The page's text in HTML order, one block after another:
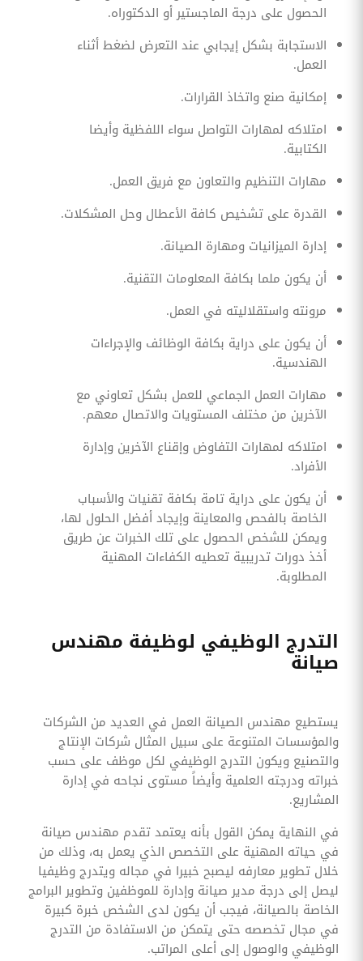
الحصول على درجة الماجستير أو الدكتوراه.
الاستجابة بشكل إيجابي عند التعرض لضغط أثناء
العمل.
إمكانية صنع واتخاذ القرارات.
امتلاكه لمهارات التواصل سواء اللفظية وأيضا
الكتابية.
مهارات التنظيم والتعاون مع فريق العمل.
القدرة على تشخيص كافة الأعطال وحل المشكلات.
إدارة الميزانيات ومهارة الصيانة.
أن يكون ملما بكافة المعلومات التقنية.
مرونته واستقلاليته في العمل.
أن يكون على دراية بكافة الوظائف والإجراءات
الهندسية.
مهارات العمل الجماعي للعمل بشكل تعاوني مع
الآخرين من مختلف المستويات والاتصال معهم.
امتلاكه لمهارات التفاوض وإقناع الآخرين وإدارة
الأفراد.
أن يكون على دراية تامة بكافة تقنيات والأسباب
الخاصة بالفحص والمعاينة وإيجاد أفضل الحلول لها،
ويمكن للشخص الحصول على تلك الخبرات عن طريق
أخذ دورات تدريبية تعطيه الكفاءات المهنية
المطلوبة.
التدرج الوظيفي لوظيفة مهندس
صيانة
يستطيع مهندس الصيانة العمل في العديد من الشركات
والمؤسسات المتنوعة على سبيل المثال شركات الإنتاج
والتصنيع ويكون التدرج الوظيفي لكل موظف على حسب
خبراته ودرجته العلمية وأيضاً مستوى نجاحه في إدارة
المشاريع.
في النهاية يمكن القول بأنه يعتمد تقدم مهندس صيانة
في حياته المهنية على التخصص الذي يعمل به، وذلك من
خلال تطوير معارفه ليصبح خبيرا في مجاله ويتدرج وظيفيا
ليصل إلى درجة مدير صيانة وإدارة للموظفين وتطوير البرامج
الخاصة بالصيانة، فيجب أن يكون لدى الشخص خبرة كبيرة
في مجال تخصصه حتى يتمكن من الاستفادة من التدرج
الوظيفي والوصول إلى أعلى المراتب.